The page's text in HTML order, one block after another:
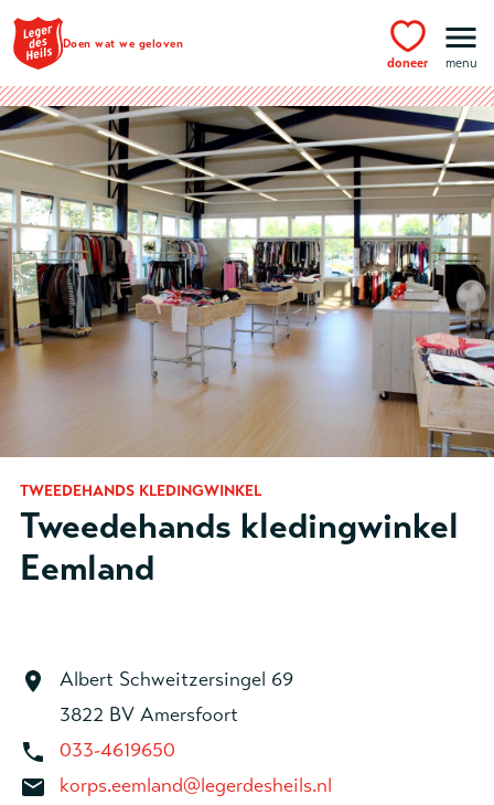
Ga naar hoofdinhoud
Doen wat we geloven
doneer menu
TWEEDEHANDS KLEDINGWINKEL
Tweedehands kledingwinkel
Eemland
Albert Schweitzersingel 69
3822 BV Amersfoort
033-4619650
korps.eemland@legerdesheils.nl